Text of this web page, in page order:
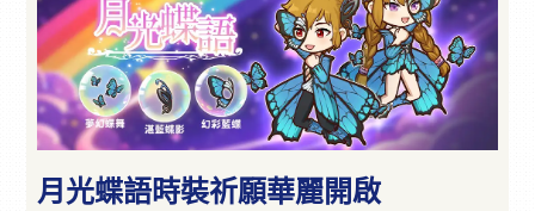
月光蝶語時裝祈願華麗開啟